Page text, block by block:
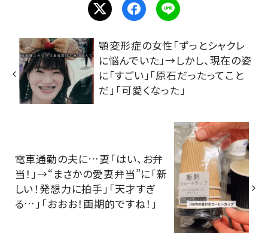
顎変形症の女性「ずっとシャクレ
に悩んでいた」→しかし、現在の姿
に「すごい」「原石だったってこと
だ」「可愛くなった」
電車通勤の夫に…妻「はい、お弁
当！」→“まさかの愛妻弁当”に「新
しい！発想力に拍手」「天才すぎ
る…」「おおお！画期的ですね！」